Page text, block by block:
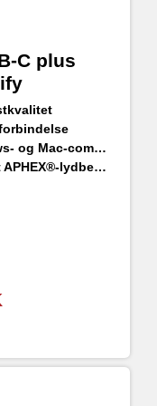
C plus
iOS- og Android-enheder
lydbehandling
og lytning uden latency
positionering
for at reducere vibrationer
(WS14)
og meget holdbar